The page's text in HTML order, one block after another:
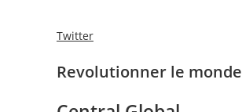
Twitter
Revolutionner le monde